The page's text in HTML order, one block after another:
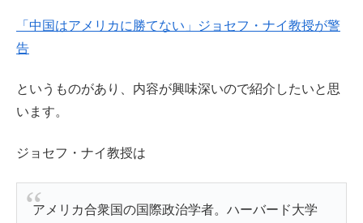
「中国はアメリカに勝てない」ジョセフ・ナイ教授が警
告
というものがあり、内容が興味深いので紹介したいと思
います。
ジョセフ・ナイ教授は
アメリカ合衆国の国際政治学者。ハーバード大学